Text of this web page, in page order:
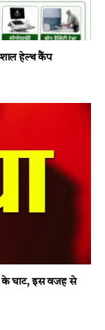
हेल्थ कैंप
के घाट, इस वजह से